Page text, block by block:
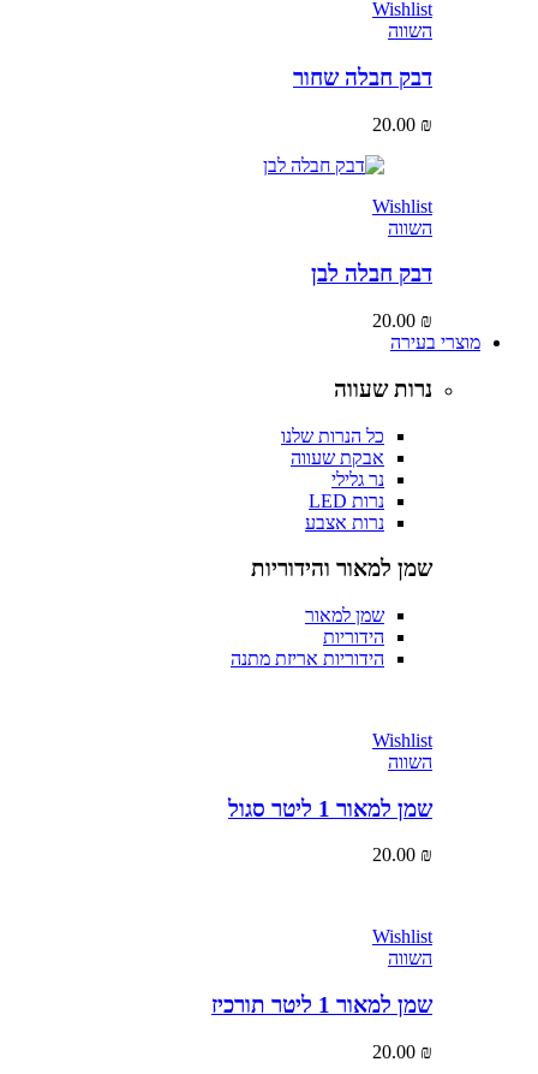
Wishlist
דבק חבלה שחור
20.00
Wishlist
דבק חבלה לבן
20.00
מוצרי בעירה
נרות שעווה
כל הנרות שלנו
אבקת שעווה
נר גלילי
נרות LED
נרות אצבע
שמן למאור והידוריות
שמן למאור
הידוריות
הידוריות אריזת מתנה
Wishlist
שמן למאור 1 ליטר סגול
20.00
Wishlist
שמן למאור 1 ליטר תורכיז
20.00